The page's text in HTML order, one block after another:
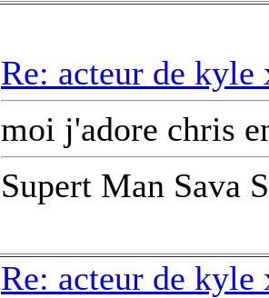
Re: acteur de
moi j'adore chris
Supert Man Sava
Re: acteur de